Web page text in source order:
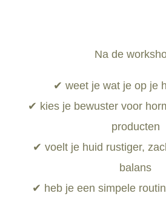
Na de
✔ weet je wat je op je
✔ kies je bewuster voor
producten
✔ voelt je huid rustiger,
balans
✔ heb je een simpele